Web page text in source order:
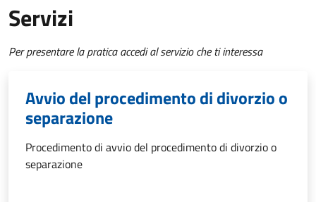
Servizi
Per presentare la pratica accedi al servizio che ti interessa
Avvio del procedimento di divorzio o
separazione
Procedimento di avvio del procedimento di divorzio o
separazione